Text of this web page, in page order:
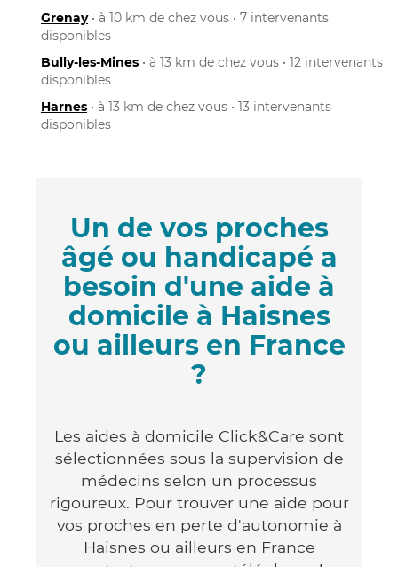
Grenay• à 10 km de chez vous • 7 intervenants
disponibles
Bully-les-Mines • à 13 km de chez vous • 12 intervenants
disponibles
Harnes • à 13 km de chez vous • 13 intervenants
disponibles
Un de vos proches
âgé ou handicapé a
besoin d'une aide à
domicile à Haisnes
ou ailleurs en France
?
Les aides à domicile Click&Care sont
sélectionnées sous la supervision de
médecins selon un processus
rigoureux. Pour trouver une aide pour
vos proches en perte d'autonomie à
Haisnes ou ailleurs en France